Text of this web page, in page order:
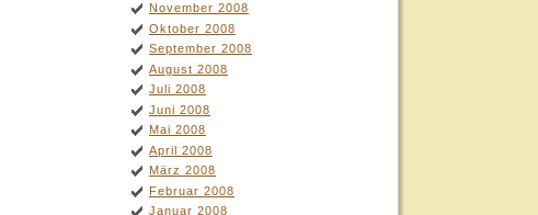
November 2008
Oktober 2008
September 2008
August 2008
Juli 2008
Juni 2008
Mai 2008
April 2008
März 2008
Februar 2008
Januar 2008